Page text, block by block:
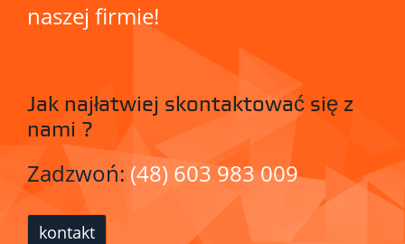
naszej firmie!
Jak najłatwiej skontaktować się z
nami ?
Zadzwoń: (48) 603 983 009
kontakt